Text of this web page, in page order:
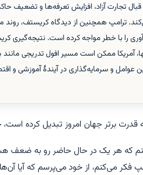
تجارت آزاد، افزایش تعرفه‌ها و تضعیف
ترامپ همچنین از دیدگاه کریستف،
را با خطر مواجه کرده است. نتیجه‌گیری
آمریکا ممکن است مسیر افول تدریجی مانند
عوامل و سرمایه‌گذاری در آیندۀ آموزشی و
قدرت برتر جهان امروز تبدیل کرده
که هر یک در حال حاضر رو به ضعف
می‌کنم، از خود می‌پرسم که آیا آن‌ها